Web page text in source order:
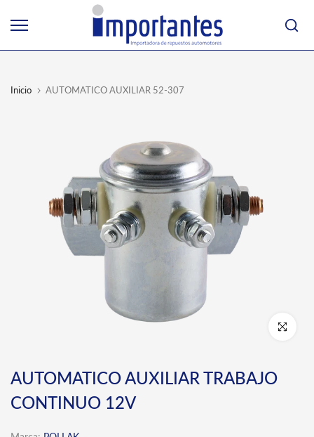
al
Inicio AUTOMATICO AUXILIAR 52-307
Click para
AUTOMATICO AUXILIAR TRABAJO
CONTINUO 12V